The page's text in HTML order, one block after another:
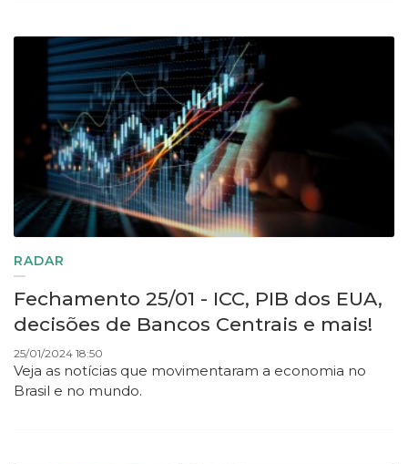
RADAR
Fechamento 25/01 - ICC, PIB dos EUA,
decisões de Bancos Centrais e mais!
25/01/2024 18:50
Veja as notícias que movimentaram a economia no
Brasil e no mundo.